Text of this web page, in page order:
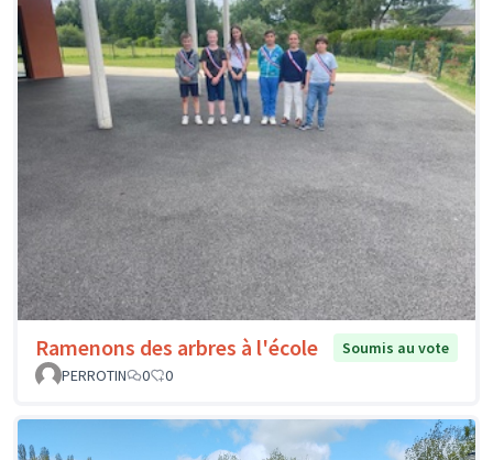
Ramenons des arbres à l'école
Soumis au vote
PERROTIN
0 0